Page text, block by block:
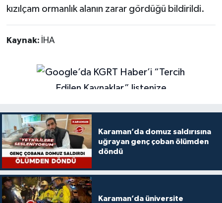
kızılçam ormanlık alanın zarar gördüğü bildirildi.
Kaynak: İHA
Karaman’da domuz saldırısına
uğrayan genç çoban ölümden
döndü
Karaman’da üniversite